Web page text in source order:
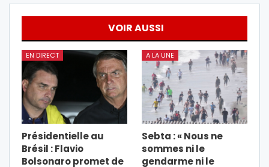
VOIR AUSSI
EN DIRECT
Présidentielle au
Brésil : Flavio
Bolsonaro promet de
A LA UNE
Sebta : « Nous ne
sommes ni le
gendarme ni le